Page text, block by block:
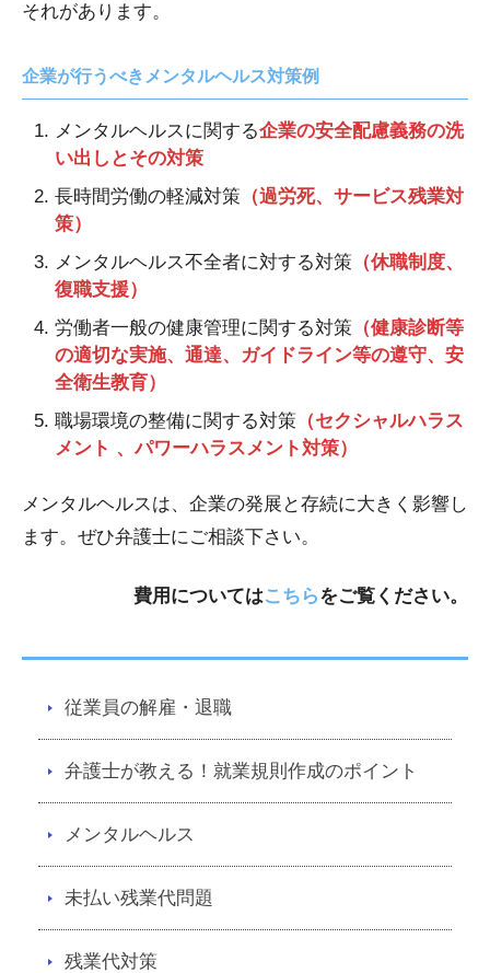
それがあります。
企業が行うべきメンタルヘルス対策例
メンタルヘルスに関する企業の安全配慮義務の洗
い出しとその対策
長時間労働の軽減対策 （過労死、サービス残業対
策）
メンタルヘルス不全者に対する対策 （休職制度、
復職支援）
労働者一般の健康管理に関する対策 （健康診断等
の適切な実施、通達、ガイドライン等の遵守、安
全衛生教育）
職場環境の整備に関する対策 （セクシャルハラス
メント 、パワーハラスメント対策）
メンタルヘルスは、企業の発展と存続に大きく影響し
ます。ぜひ弁護士にご相談下さい。
費用についてはこちらをご覧ください。
従業員の解雇・退職
弁護士が教える！就業規則作成のポイント
メンタルヘルス
未払い残業代問題
残業代対策